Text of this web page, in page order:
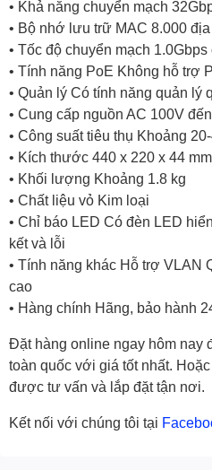
• Khả năng chuyển mạch
• Bộ nhớ lưu trữ MAC 8.000
• Tốc độ chuyển mạch
• Tính năng PoE Không hỗ trợ
• Quản lý Có tính năng quản lý
• Cung cấp nguồn AC 100V
• Công suất tiêu thụ Khoảng
• Kích thước 440 x 220 x 44 mm
• Khối lượng Khoảng 1.8 kg
• Chất liệu vỏ Kim loại
• Chỉ báo LED Có đèn LED
kết và lỗi
• Tính năng khác Hỗ trợ VLAN
cao
• Hàng chính Hãng, bảo hành
Đặt hàng online ngay hôm nay
toàn quốc với giá tốt nhất.
được tư vấn và lắp đặt tận nơi.
Kết nối với chúng tôi tại